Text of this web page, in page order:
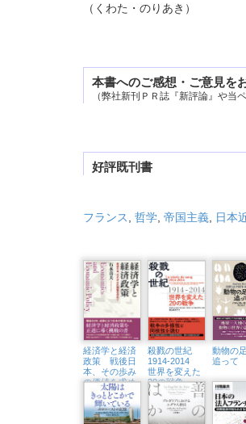
（くわた・のりあき）
本書へのご感想・ご意見を
（弊社新刊ＰＲ誌『新評論』や当
好評既刊書
フランス 哲学 帝国主義 日本
経済学と経済
政策 戦後日
本、その歩み
の価値を求め
て
殺戮の世紀
1914-2014
世界を変えた
20の戦争
動物の
追って